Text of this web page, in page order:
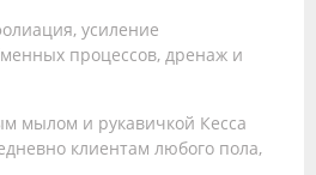
усиление
процессов, дренаж и
мылом и рукавичкой Кесса
клиентам любого пола,